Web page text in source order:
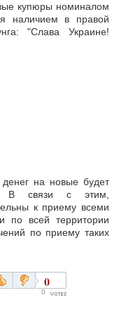
купюры номиналом
наличием в правой
"Слава Украине!
на новые будет
В связи с этим,
к приему всеми
по всей территории
по приему таких
0
0